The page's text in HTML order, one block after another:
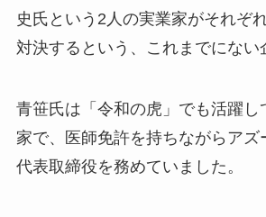
史氏という2人の実業家がそれぞ
対決するという、これまでにない
青笹氏は「令和の虎」でも活躍し
家で、医師免許を持ちながらアズ
代表取締役を務めていました。